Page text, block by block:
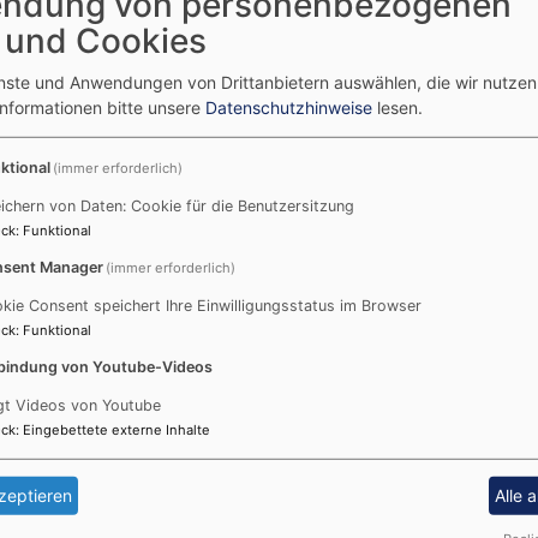
zusammen“ -
mit
zum Semesterbeginn
17. Oktober 2023, 18.30 Uhr //
Zur Semestereröffnung gestaltet die evangelische
Lehramtsausbildung einen ökumenischen Gottesdienst. Was hält
dafür tun, dass sie nicht auseinanderdriftet? Spielen Kirche und
Dieser Frage widmet sich der Gottesdienst mit
Eingeladen sind alle Interessierten – aus der Universität und
Cookies
und Anwendungen von Drittanbietern auswählen, die wir
bitte unsere Datenschutzhinweise lesen.
(immer erforderlich)
von Daten: Cookie für die Benutzersitzung
: Funktional
Manager (immer erforderlich)
Consent speichert Ihre Einwilligungsstatus im Browser
: Funktional
von Youtube-Videos
Videos von Youtube
: Eingebettete externe Inhalte
Alle